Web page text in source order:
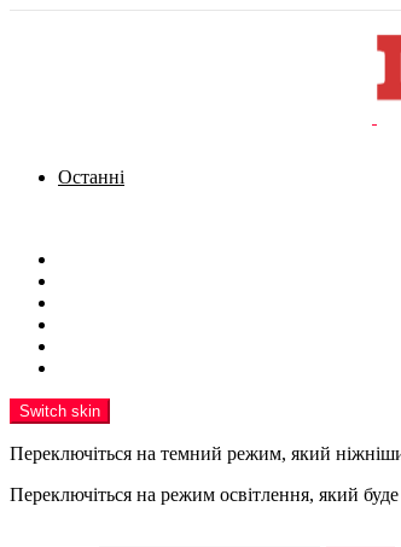
Останні
Switch skin
Переключіться на темний режим, який
Переключіться на режим освітлення, який